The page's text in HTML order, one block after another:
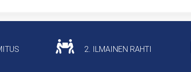
2. ILMAINEN RAHTI